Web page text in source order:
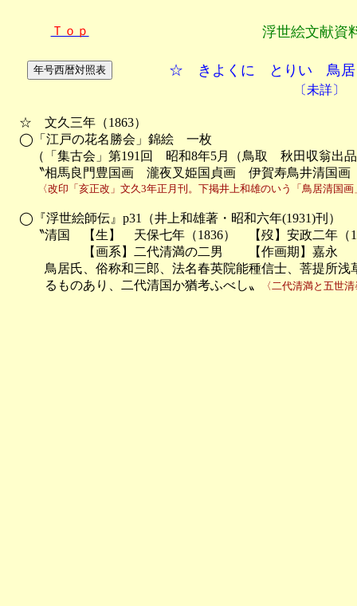
Ｔｏｐ 浮世絵文献資
☆ きよくに とりい 鳥
〔未詳〕
☆　文久三年（1863）
◯「江戸の花名勝会」錦絵　一枚
（「集古会」第191回　昭和8年5月（鳥取　秋田収翁出
〝相馬良門豊国画　瀧夜叉姫国貞画　伊賀寿鳥井清国画
〈改印「亥正改」文久3年正月刊。下掲井上和雄のいう「鳥居清国画
◯『浮世絵師伝』p31（井上和雄著・昭和六年(1931)刊）
〝清国　【生】　天保七年（1836）　【歿】安政二年（
【画系】二代清満の二男　　【作画期】嘉永
鳥居氏、俗称和三郎、法名春英院能種信士、菩提所浅
るものあり、二代清国か猶考ふべし〟
〈二代清満と五世